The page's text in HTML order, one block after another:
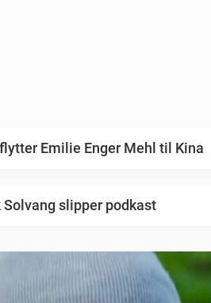
Emilie Enger Mehl til Kina
Solvang slipper podkast